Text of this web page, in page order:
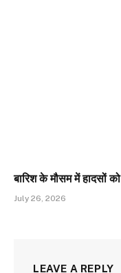
बारिश के मौसम में हादसों
July 26, 2026
LEAVE A REPLY